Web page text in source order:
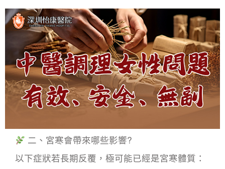
二、宮寒會帶來哪些影響?
以下症狀若長期反覆，極可能已經是宮寒體質：